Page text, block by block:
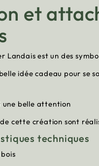
et
Landais est un des
idée cadeau pour se
belle attention
cette création sont
techniques